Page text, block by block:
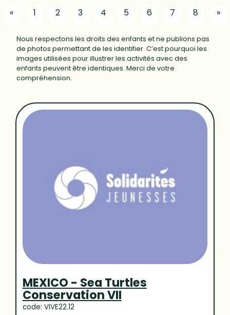
« 1 2 3 4 5 6 7 8 »
Nous respectons les droits des enfants et ne publions pas
de photos permettant de les identifier. C’est pourquoi les
images utilisées pour illustrer les activités avec des
enfants peuvent être identiques. Merci de votre
compréhension.
MEXICO - Sea Turtles
Conservation VII
code: VIVE22.12